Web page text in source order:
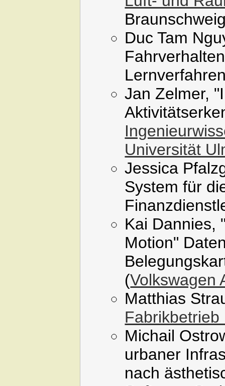
Duc Tam
Jan Zelmer,
Universität
Jessica
System für
Kai Dannies,
Motion"
(Volkswagen
Matthias
Michail
urbaner
nach